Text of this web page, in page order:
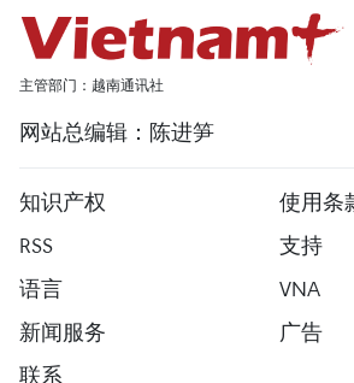
主管部门：越南通讯社
网站总编辑：陈进笋
知识产权
使用条
RSS
支持
语言
VNA
新闻服务
广告
联系